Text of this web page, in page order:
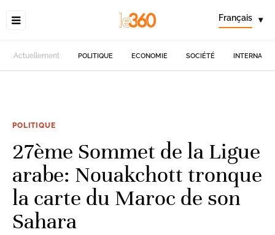
Français ▾
Actuellement POLITIQUE ECONOMIE SOCIÉTÉ
POLITIQUE
27ème Sommet de la Ligue
arabe: Nouakchott tronque
la carte du Maroc de son
Sahara